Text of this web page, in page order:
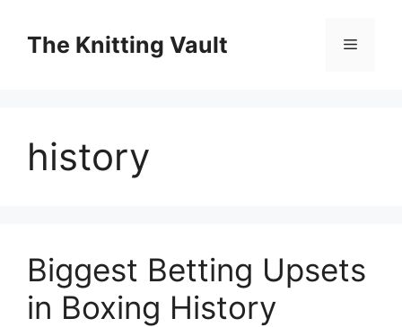
contentThe Knitting Vault Menu
history
Biggest Betting Upsets
in Boxing History